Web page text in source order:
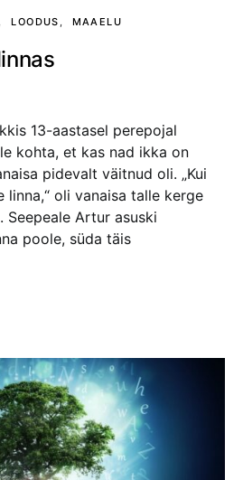
LOODUS MAAELU
13-aastasel perepojal
kohta, et kas nad ikka on
pidevalt väitnud oli. „Kui
linna,“ oli vanaisa talle kerge
Seepeale Artur asuski
poole, süda täis